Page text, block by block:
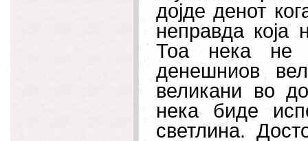
дојде денот
неправда која
Тоа нека не
денешниов
великани во
нека биде
светлина.